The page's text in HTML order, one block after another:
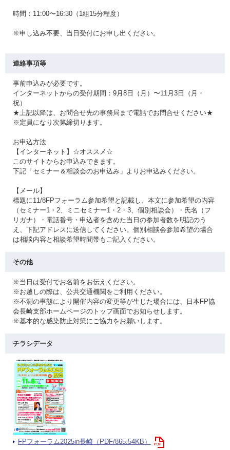
時間：11:00〜16:30（1組15分程度）
※申し込み不要、当日受付にお申し出ください。
連絡事項等
事前申込みが必要です。
インターネットからの受付期間：9月8日（月）〜11月3日（月・
祝）
★上記以降は、お問合せ先の事務局まで電話でお問合せください★
※定員になり次第締切ります。
お申込方法
【インターネット】☆オススメ☆
このサイトからお申込みできます。
下記「セミナー＆相談会のお申込み」よりお申込みください。
【メール】
標題に11/8FPフォーラム参加希望と記載し、本文に参加希望の内容
（セミナー1・2、ミニセミナー1・2・3、個別相談会）・氏名（フ
リガナ）・電話番号・申込者を含めた当日の参加者数を明記のう
え、下記アドレスに送信してください。個別相談会参加希望の場合
は相談内容と相談希望時間帯もご記入ください。
その他
※当日は受付でお名前をお伝えください。
※お越しの際は、公共交通機関をご利用ください。
※不測の事態により開催内容の変更等が生じた場合には、日本FP協
会長崎支部ホームページのトップ画面でお知らせします。
※基本的な感染防止対策にご協力をお願いします。
チラシデータ
FPフォーラム2025in長崎（PDF/865.54KB）